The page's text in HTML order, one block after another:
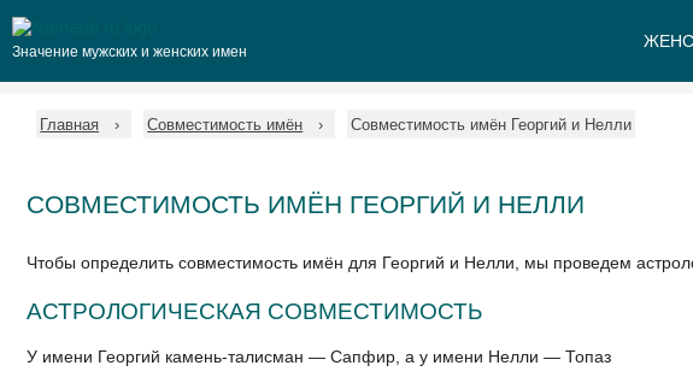
Значение мужских и женских имен
Главная Совместимость имён Совместимость имён Георгий и Нелли
СОВМЕСТИМОСТЬ ИМЁН ГЕОРГИЙ И НЕЛЛИ
Чтобы определить совместимость имён для Георгий и Нелли, мы проведем
АСТРОЛОГИЧЕСКАЯ СОВМЕСТИМОСТЬ
У имени Георгий камень-талисман — Сапфир, а у имени Нелли — Топаз